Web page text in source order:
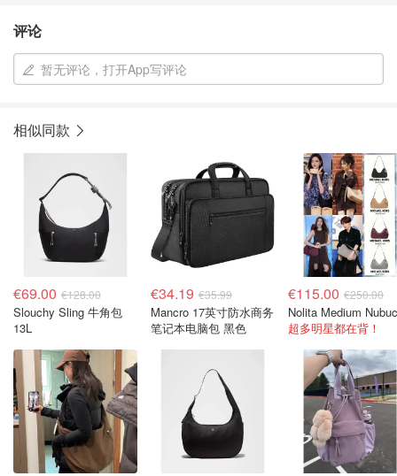
评论
暂无评论，打开App写评论
相似同款
€69.00 €128.00
Slouchy Sling 牛角包
13L
€34.19 €35.99
Mancro 17英寸防水商务
笔记本电脑包 黑色
€115.00 €250.00
超多明星都在背！